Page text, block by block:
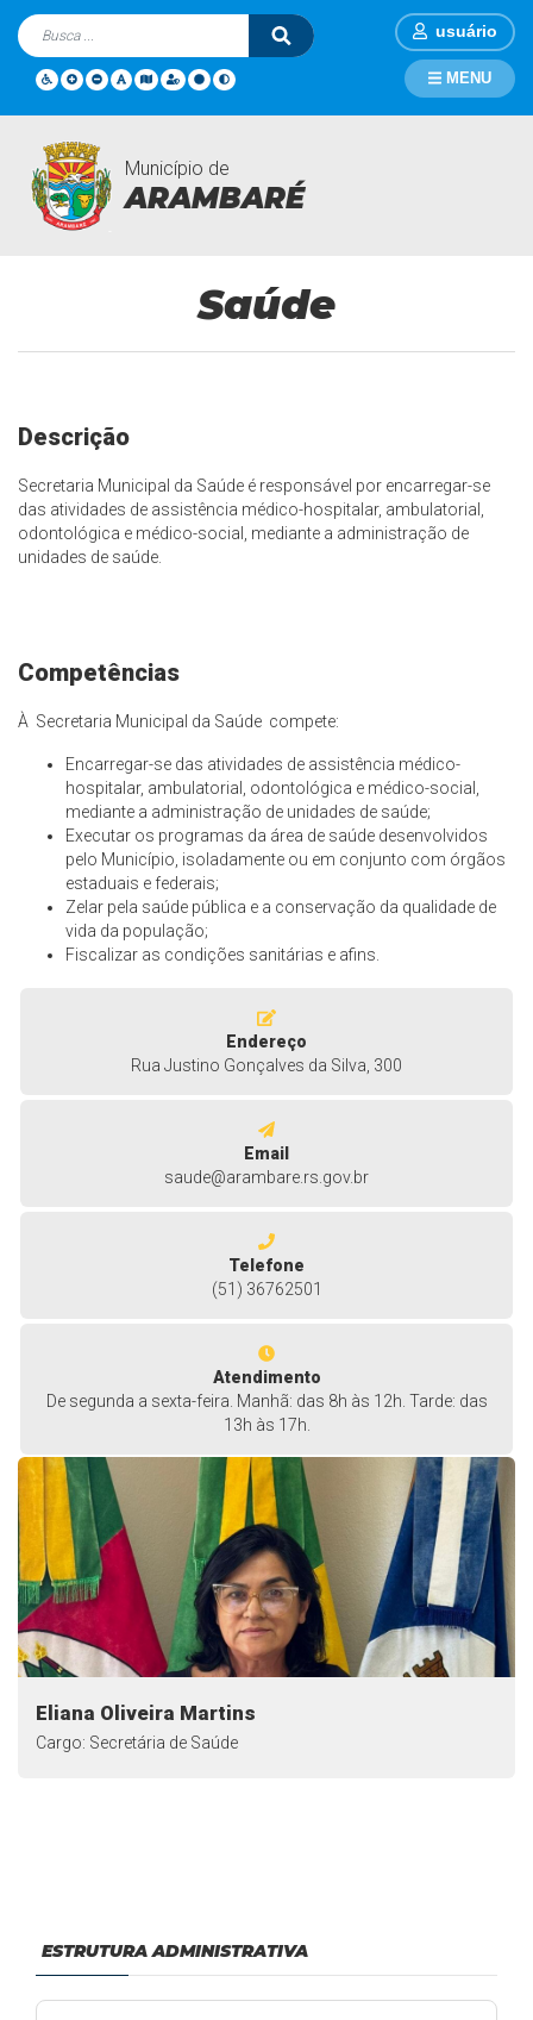
usuário
Município de
ARAMBARÉ
MENU
Secretarias Página Inicial
Saúde
Descrição
Secretaria Municipal da Saúde é responsável por encarregar-se
das atividades de assistência médico-hospitalar, ambulatorial,
odontológica e médico-social, mediante a administração de
unidades de saúde.
Competências
À Secretaria Municipal da Saúde compete:
Encarregar-se das atividades de assistência médico-
hospitalar, ambulatorial, odontológica e médico-social,
mediante a administração de unidades de saúde;
Executar os programas da área de saúde desenvolvidos
pelo Município, isoladamente ou em conjunto com órgãos
estaduais e federais;
Zelar pela saúde pública e a conservação da qualidade de
vida da população;
Fiscalizar as condições sanitárias e afins.
Endereço
Rua Justino Gonçalves da Silva, 300
Email
saude@arambare.rs.gov.br
Telefone
(51) 36762501
Atendimento
De segunda a sexta-feira. Manhã: das 8h às 12h. Tarde: das
13h às 17h.
Eliana Oliveira Martins
Cargo: Secretária de Saúde
ESTRUTURA ADMINISTRATIVA